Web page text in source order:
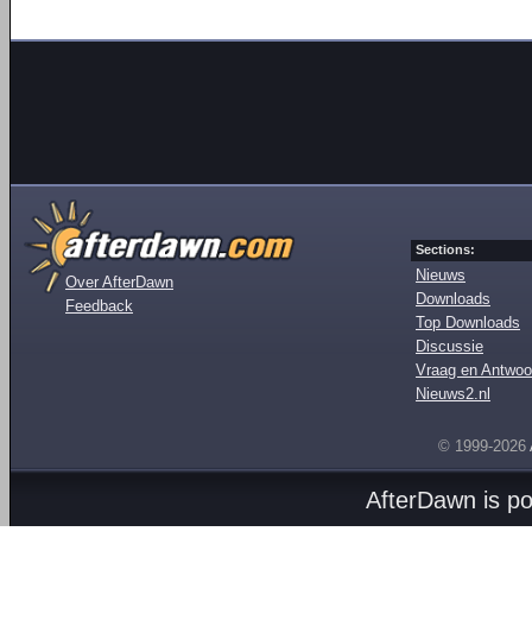
Over AfterDawn
Feedback
Sections:
Nieuws
Downloads
Top Downloads
Discussie
Vraag en
Nieuws2.nl
© 1999-2026
AfterDawn is